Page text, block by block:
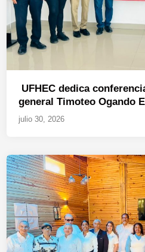
UFHEC dedica
general Timoteo Ogando
julio 30, 2026